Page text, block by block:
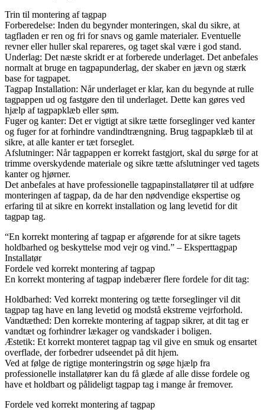
Trin til montering af tagpap
Forberedelse: Inden du begynder monteringen, skal du sikre, at
tagfladen er ren og fri for snavs og gamle materialer. Eventuelle
revner eller huller skal repareres, og taget skal være i god stand.
Underlag: Det næste skridt er at forberede underlaget. Det anbefales
normalt at bruge en tagpapunderlag, der skaber en jævn og stærk
base for tagpapet.
Tagpap Installation: Når underlaget er klar, kan du begynde at rulle
tagpappen ud og fastgøre den til underlaget. Dette kan gøres ved
hjælp af tagpapklæb eller søm.
Fuger og kanter: Det er vigtigt at sikre tætte forseglinger ved kanter
og fuger for at forhindre vandindtrængning. Brug tagpapklæb til at
sikre, at alle kanter er tæt forseglet.
Afslutninger: Når tagpappen er korrekt fastgjort, skal du sørge for at
trimme overskydende materiale og sikre tætte afslutninger ved tagets
kanter og hjørner.
Det anbefales at have professionelle tagpapinstallatører til at udføre
monteringen af tagpap, da de har den nødvendige ekspertise og
erfaring til at sikre en korrekt installation og lang levetid for dit
tagpap tag.
“En korrekt montering af tagpap er afgørende for at sikre tagets
holdbarhed og beskyttelse mod vejr og vind.” – Eksperttagpap
Installatør
Fordele ved korrekt montering af tagpap
En korrekt montering af tagpap indebærer flere fordele for dit tag:
Holdbarhed: Ved korrekt montering og tætte forseglinger vil dit
tagpap tag have en lang levetid og modstå ekstreme vejrforhold.
Vandtæthed: Den korrekte montering af tagpap sikrer, at dit tag er
vandtæt og forhindrer lækager og vandskader i boligen.
Æstetik: Et korrekt monteret tagpap tag vil give en smuk og ensartet
overflade, der forbedrer udseendet på dit hjem.
Ved at følge de rigtige monteringstrin og søge hjælp fra
professionelle installatører kan du få glæde af alle disse fordele og
have et holdbart og pålideligt tagpap tag i mange år fremover.
Fordele ved korrekt montering af tagpap